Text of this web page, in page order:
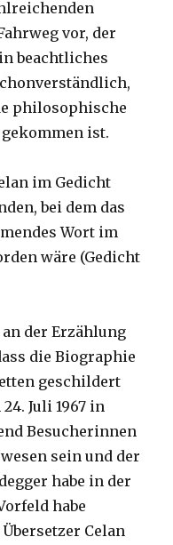
vor, der
beachtliches
philosophische
ist.
im Gedicht
bei dem das
Wort im
wäre (Gedicht
der Erzählung
die Biographie
geschildert
Juli 1967 in
Besucherinnen
sein und der
habe in der
habe
Celan